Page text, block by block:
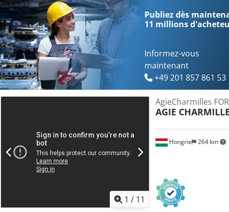
intérieures du bac de travail : environ 830 × 590 × 350 mm
520 mm DÉTAILS DE LA MACHINE Commande numérique :
Raccordement au réseau : 400 V / 50 Hz Dimensions et poids
× 2 580 mm Poids de la machine : environ 2 550 kg
Publiez dès
11 millions
Informez-vous
maintenant
+49 201 857 861 53
1 / 11
Hongrie 264 km
AgieCharmilles
AGIE